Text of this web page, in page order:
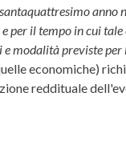
il tempo in cui
modalità previste
economiche)
reddituale